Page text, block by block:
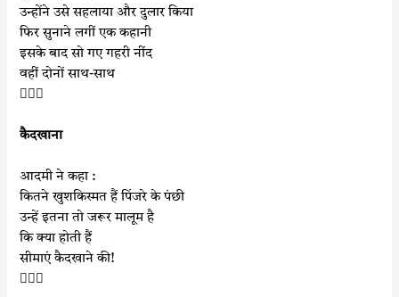
उन्होंने उसे सहलाया और दुलार किया
फिर सुनाने लगीं एक कहानी
इसके बाद सो गए गहरी नींद
वहीं दोनों साथ-साथ

कैदखाना
आदमी ने कहा :
कितने खुशकिस्मत हैं पिंजरे के पंछी
उन्हें इतना तो जरूर मालूम है
कि क्या होती हैं
सीमाएं कैदखाने की!
